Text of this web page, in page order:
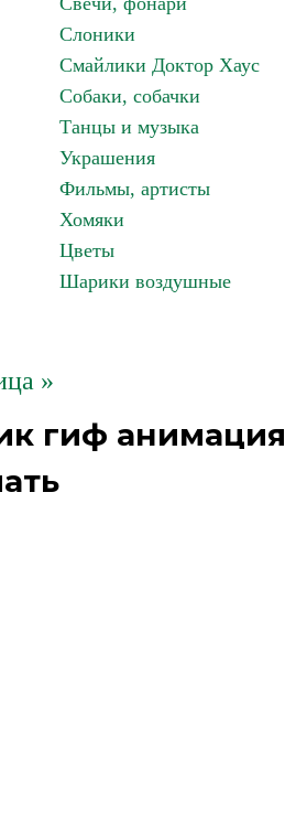
Слоники
Смайлики Доктор Хаус
Собаки, собачки
Танцы и музыка
Украшения
Фильмы, артисты
Хомяки
Цветы
Шарики воздушные
»
гиф анимация